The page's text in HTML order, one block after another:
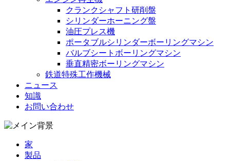
クランクシャフト研削盤
シリンダーホーニング盤
油圧プレス機
ポータブルシリンダーボーリングマシン
バルブシートボーリングマシン
垂直精密ボーリングマシン
鉄道特殊工作機械
ニュース
知識
お問い合わせ
家
製品